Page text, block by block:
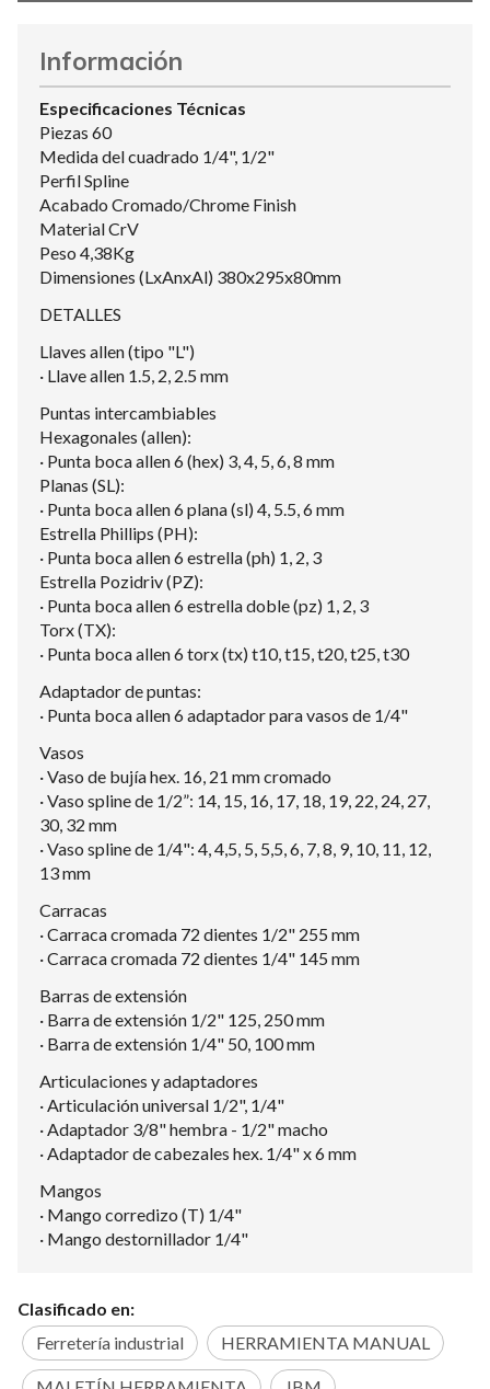
Información
Especificaciones Técnicas
Piezas 60
Medida del cuadrado 1/4", 1/2"
Perfil Spline
Acabado Cromado/Chrome Finish
Material CrV
Peso 4,38Kg
Dimensiones (LxAnxAl) 380x295x80mm
DETALLES
Llaves allen (tipo "L")
· Llave allen 1.5, 2, 2.5 mm
Puntas intercambiables
Hexagonales (allen):
· Punta boca allen 6 (hex) 3, 4, 5, 6, 8 mm
Planas (SL):
· Punta boca allen 6 plana (sl) 4, 5.5, 6 mm
Estrella Phillips (PH):
· Punta boca allen 6 estrella (ph) 1, 2, 3
Estrella Pozidriv (PZ):
· Punta boca allen 6 estrella doble (pz) 1, 2, 3
Torx (TX):
· Punta boca allen 6 torx (tx) t10, t15, t20, t25, t30
Adaptador de puntas:
· Punta boca allen 6 adaptador para vasos de 1/4"
Vasos
· Vaso de bujía hex. 16, 21 mm cromado
· Vaso spline de 1/2”: 14, 15, 16, 17, 18, 19, 22, 24, 27,
30, 32 mm
· Vaso spline de 1/4": 4, 4,5, 5, 5,5, 6, 7, 8, 9, 10, 11, 12,
13 mm
Carracas
· Carraca cromada 72 dientes 1/2" 255 mm
· Carraca cromada 72 dientes 1/4" 145 mm
Barras de extensión
· Barra de extensión 1/2" 125, 250 mm
· Barra de extensión 1/4" 50, 100 mm
Articulaciones y adaptadores
· Articulación universal 1/2", 1/4"
· Adaptador 3/8" hembra - 1/2" macho
· Adaptador de cabezales hex. 1/4" x 6 mm
Mangos
· Mango corredizo (T) 1/4"
· Mango destornillador 1/4"
Clasificado en:
Ferretería industrial
HERRAMIENTA MANUAL